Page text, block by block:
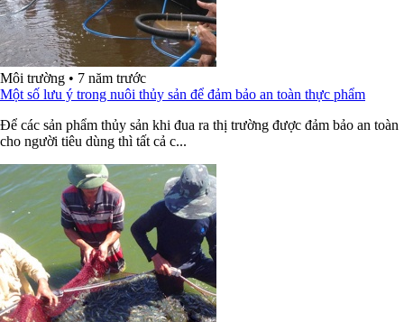
Môi trường • 7 năm trước
Một số lưu ý trong nuôi thủy sản để đảm bảo an toàn thực phẩm
Để các sản phẩm thủy sản khi đua ra thị trường được đảm bảo an toàn
cho người tiêu dùng thì tất cả c...